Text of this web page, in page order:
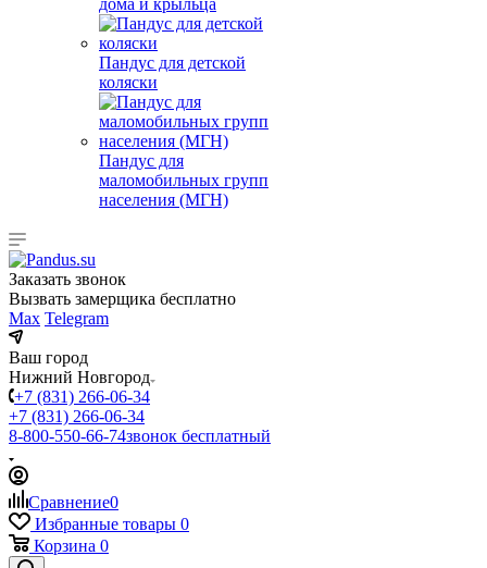
дома и крыльца
Пандус для детской
коляски
Пандус для
маломобильных групп
населения (МГН)
Заказать звонок
Вызвать замерщика бесплатно
Max Telegram
Ваш город
Нижний Новгород
+7 (831) 266-06-34
+7 (831) 266-06-34
8-800-550-66-74звонок бесплатный
Сравнение0
Избранные товары 0
Корзина 0